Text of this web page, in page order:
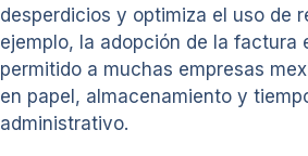
desperdicios y optimiza el uso de
ejemplo, la adopción de la factura
permitido a muchas empresas
en papel, almacenamiento y
administrativo.